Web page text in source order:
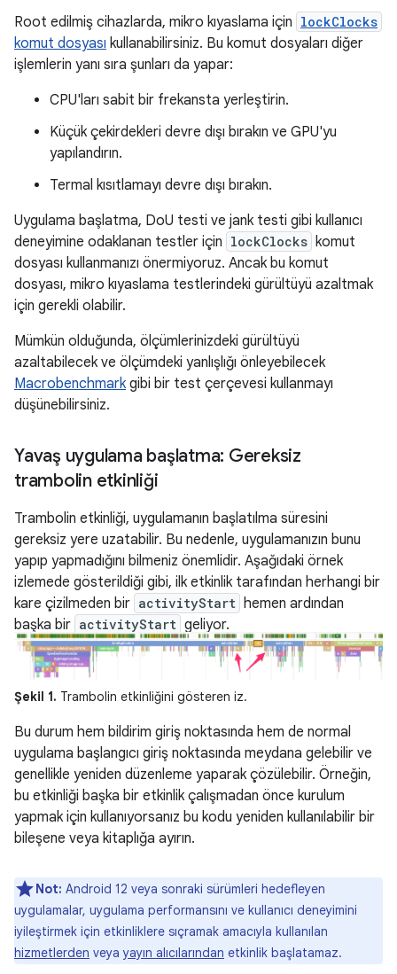
Root edilmiş cihazlarda, mikro kıyaslama için lockClocks
komut dosyası kullanabilirsiniz. Bu komut dosyaları diğer
işlemlerin yanı sıra şunları da yapar:
CPU'ları sabit bir frekansta yerleştirin.
Küçük çekirdekleri devre dışı bırakın ve GPU'yu
yapılandırın.
Termal kısıtlamayı devre dışı bırakın.
Uygulama başlatma, DoU testi ve jank testi gibi kullanıcı
deneyimine odaklanan testler için lockClocks komut
dosyası kullanmanızı önermiyoruz. Ancak bu komut
dosyası, mikro kıyaslama testlerindeki gürültüyü azaltmak
için gerekli olabilir.
Mümkün olduğunda, ölçümlerinizdeki gürültüyü
azaltabilecek ve ölçümdeki yanlışlığı önleyebilecek
Macrobenchmarkgibi bir test çerçevesi kullanmayı
düşünebilirsiniz.
Yavaş uygulama başlatma: Gereksiz
trambolin etkinliği
Trambolin etkinliği, uygulamanın başlatılma süresini
gereksiz yere uzatabilir. Bu nedenle, uygulamanızın bunu
yapıp yapmadığını bilmeniz önemlidir. Aşağıdaki örnek
izlemede gösterildiği gibi, ilk etkinlik tarafından herhangi bir
kare çizilmeden bir activityStart hemen ardından
başka bir activityStart geliyor.
Şekil 1. Trambolin etkinliğini gösteren iz.
Bu durum hem bildirim giriş noktasında hem de normal
uygulama başlangıcı giriş noktasında meydana gelebilir ve
genellikle yeniden düzenleme yaparak çözülebilir. Örneğin,
bu etkinliği başka bir etkinlik çalışmadan önce kurulum
yapmak için kullanıyorsanız bu kodu yeniden kullanılabilir bir
bileşene veya kitaplığa ayırın.
Not: Android 12 veya sonraki sürümleri hedefleyen
uygulamalar, uygulama performansını ve kullanıcı deneyimini
iyileştirmek için etkinliklere sıçramak amacıyla kullanılan
hizmetlerden veyayayın alıcılarından etkinlik başlatamaz.